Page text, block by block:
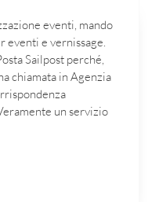
eventi, mando
eventi e vernissage.
Sailpost perché,
chiamata in Agenzia
un servizio